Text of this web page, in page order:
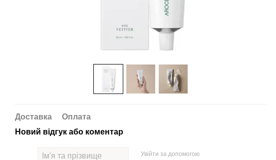
Доставка
Оплата
Новий відгук або коментар
Увійти за допомогою